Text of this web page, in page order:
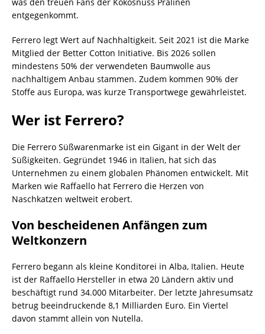
entgegenkommt.
Ferrero legt Wert auf Nachhaltigkeit. Seit 2021 ist die Marke
Mitglied der Better Cotton Initiative. Bis 2026 sollen
mindestens 50% der verwendeten Baumwolle aus
nachhaltigem Anbau stammen. Zudem kommen 90% der
Stoffe aus Europa, was kurze Transportwege gewährleistet.
Wer ist Ferrero?
Die Ferrero Süßwarenmarke ist ein Gigant in der Welt der
Süßigkeiten. Gegründet 1946 in Italien, hat sich das
Unternehmen zu einem globalen Phänomen entwickelt. Mit
Marken wie Raffaello hat Ferrero die Herzen von
Naschkatzen weltweit erobert.
Von bescheidenen Anfängen zum
Weltkonzern
Ferrero begann als kleine Konditorei in Alba, Italien. Heute
ist der Raffaello Hersteller in etwa 20 Ländern aktiv und
beschäftigt rund 34.000 Mitarbeiter. Der letzte Jahresumsatz
betrug beeindruckende 8,1 Milliarden Euro. Ein Viertel
davon stammt allein von Nutella.